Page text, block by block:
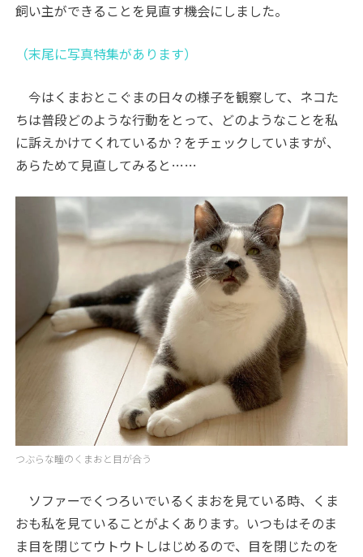
飼い主ができることを見直す機会にしました。
（末尾に写真特集があります）
今はくまおとこぐまの日々の様子を観察して、ネコた
ちは普段どのような行動をとって、どのようなことを私
に訴えかけてくれているか？をチェックしていますが、
あらためて見直してみると ……
つぶらな瞳のくまおと目が合う
ソファーでくつろいでいるくまおを見ている時、くま
おも私を見ていることがよくあります。いつもはそのま
ま目を閉じてウトウトしはじめるので、目を閉じたのを